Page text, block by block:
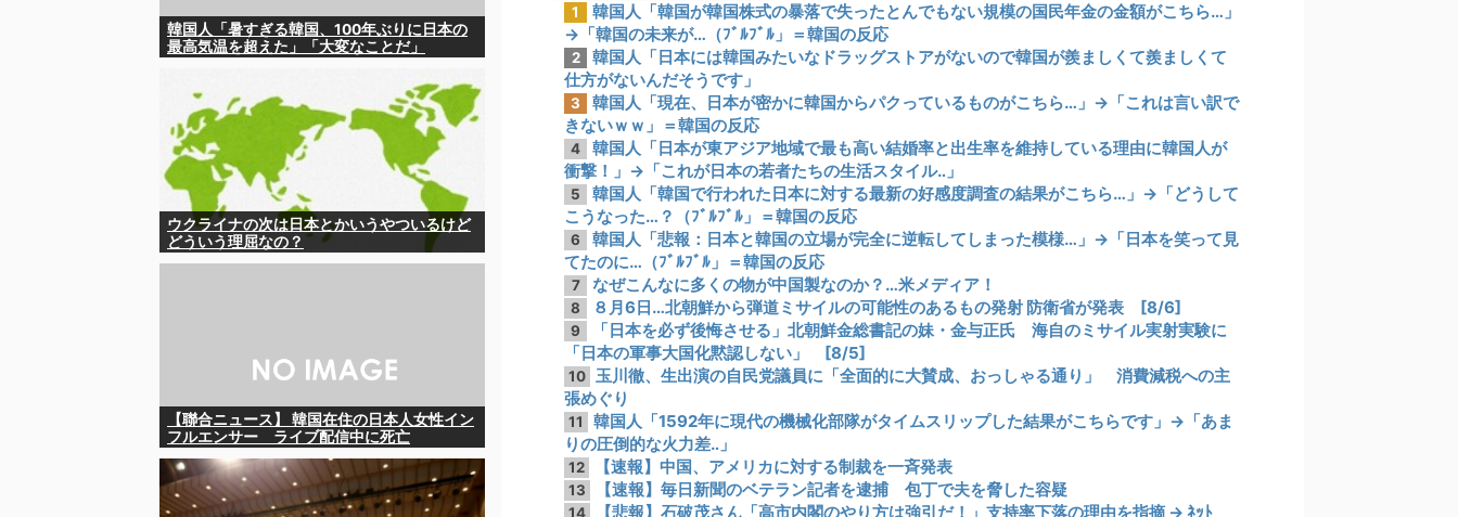
1
韓国人「韓国が韓国株式の暴落で失ったとんでもない規模の国民年金の金額がこちら…」
→「韓国の未来が…（ﾌﾞﾙﾌﾞﾙ」＝韓国の反応
2
韓国人「日本には韓国みたいなドラッグストアがないので韓国が羨ましくて羨ましくて
仕方がないんだそうです」
3
韓国人「現在、日本が密かに韓国からパクっているものがこちら…」→「これは言い訳で
きないｗｗ」＝韓国の反応
4
韓国人「日本が東アジア地域で最も高い結婚率と出生率を維持している理由に韓国人が
衝撃！」→「これが日本の若者たちの生活スタイル‥」
5
韓国人「韓国で行われた日本に対する最新の好感度調査の結果がこちら…」→「どうして
こうなった…？（ﾌﾞﾙﾌﾞﾙ」＝韓国の反応
6
韓国人「悲報：日本と韓国の立場が完全に逆転してしまった模様…」→「日本を笑って見
てたのに…（ﾌﾞﾙﾌﾞﾙ」＝韓国の反応
7 なぜこんなに多くの物が中国製なのか？…米メディア！
8 ８月6日…北朝鮮から弾道ミサイルの可能性のあるもの発射 防衛省が発表 [8/6]
9
「日本を必ず後悔させる」北朝鮮金総書記の妹・金与正氏 海自のミサイル実射実験に
「日本の軍事大国化黙認しない」 [8/5]
10 玉川徹、生出演の自民党議員に「全面的に大賛成、おっしゃる通り」 消費減税への主
張めぐり
11
韓国人「1592年に現代の機械化部隊がタイムスリップした結果がこちらです」→「あま
りの圧倒的な火力差‥」
12 【速報】中国、アメリカに対する制裁を一斉発表
13 【速報】毎日新聞のベテラン記者を逮捕 包丁で夫を脅した容疑
14
【悲報】石破茂さん「高市内閣のやり方は強引だ！」支持率下落の理由を指摘 → ﾈｯﾄ
韓国人「暑すぎる韓国、100年ぶりに日本の
最高気温を超えた」「大変なことだ」
ウクライナの次は日本とかいうやついるけど
どういう理屈なの？
【聯合ニュース】 韓国在住の日本人女性イン
フルエンサー ライブ配信中に死亡